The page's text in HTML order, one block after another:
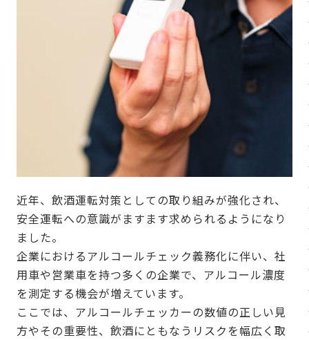
パッケージ版の動作環境
販売パートナー⼀覧
AppSuiteインテグレーター
近年、飲酒運転対策としての取り組みが強化され、
安全運転への意識がますます求められるようになり
ました。
企業におけるアルコールチェック義務化に伴い、社
用車や営業車を持つ多くの企業で、アルコール濃度
を測定する機会が増えています。
ここでは、アルコールチェッカーの数値の正しい見
方やその重要性、飲酒にともなうリスクを幅広く取